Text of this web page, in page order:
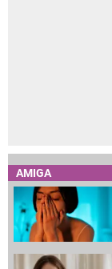
AMIGA